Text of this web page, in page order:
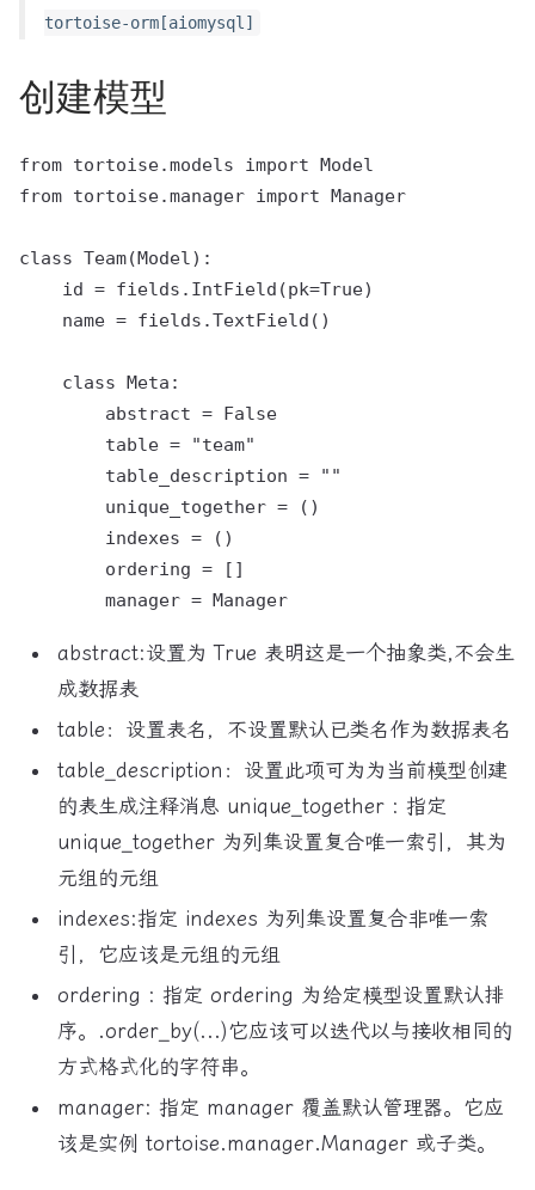
tortoise-orm[aiomysql]
创建模型
from tortoise.models import Model
from tortoise.manager import Manager
class Team(Model):
    id = fields.IntField(pk=True)
    name = fields.TextField()
    class Meta:
        abstract = False
        table = "team"
        table_description = ""
        unique_together = ()
        indexes = ()
        ordering = []
abstract:设置为 True 表明这是一个抽象类,不会生
成数据表
table：设置表名，不设置默认已类名作为数据表名
table_description：设置此项可为为当前模型创建
的表生成注释消息 unique_together : 指定
unique_together 为列集设置复合唯一索引，其为
元组的元组
indexes:指定 indexes 为列集设置复合非唯一索
引，它应该是元组的元组
ordering : 指定 ordering 为给定模型设置默认排
序。.order_by(...)它应该可以迭代以与接收相同的
方式格式化的字符串。
manager: 指定 manager 覆盖默认管理器。它应
该是实例 tortoise.manager.Manager 或子类。